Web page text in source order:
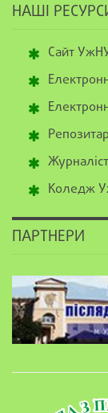
НАШІ
Сайт
Коледж
ПАРТНЕРИ